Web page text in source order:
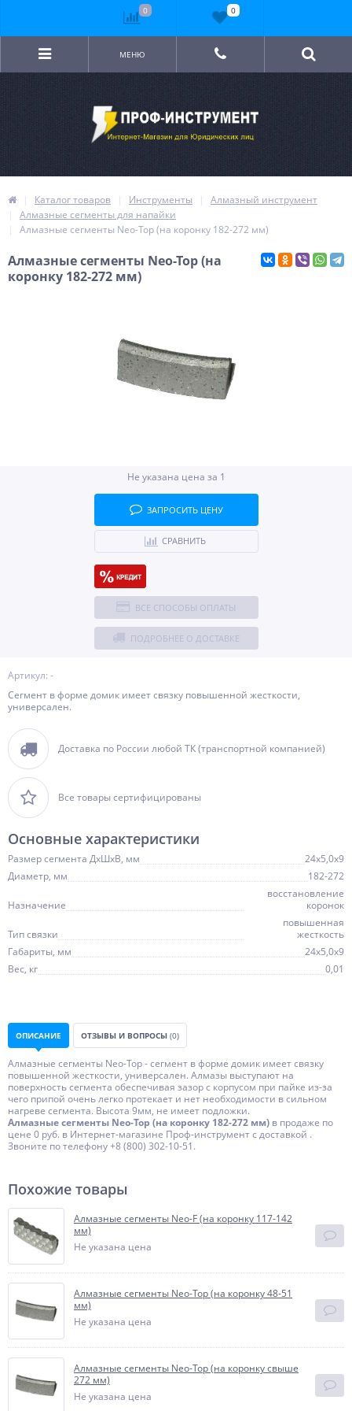
МЕНЮ
Каталог товаров Инструменты
Алмазный инструмент
Алмазные сегменты для напайки
Алмазные сегменты Neo-Top (на коронку 182-272 мм)
Алмазные сегменты Neo-Top (на
коронку 182-272 мм)
Артикул: -
Cегмент в форме домик имеет связку повышенной жесткости,
универсален.
Доставка по России любой ТК (транспортной компанией)
Все товары сертифицированы
Не указана цена за 1
ЗАПРОСИТЬ ЦЕНУ
СРАВНИТЬ
ВСЕ СПОСОБЫ ОПЛАТЫ
ПОДРОБНЕЕ О ДОСТАВКЕ
Основные характеристики
Размер сегмента ДхШхВ, мм
24х5,0х9
Диаметр, мм
182-272
Назначение
восстановление
коронок
Тип связки
повышенная
жесткость
Габариты, мм
24х5,0х9
Вес, кг
0,01
ОПИСАНИЕ ОТЗЫВЫ И ВОПРОСЫ (0)
Алмазные сегменты Neo-Top - сегмент в форме домик имеет связку
повышенной жесткости, универсален. Алмазы выступают на
поверхность сегмента обеспечивая зазор с корпусом при пайке из-за
чего припой очень легко протекает и нет необходимости в сильном
нагреве сегмента. Высота 9мм, не имеет подложки.
Алмазные сегменты Neo-Top (на коронку 182-272 мм) в продаже по
цене 0 руб. в Интернет-магазине Проф-инструмент с доставкой .
Звоните по телефону +8 (800) 302-10-51.
Похожие товары
Алмазные сегменты Neo-F (на коронку 117-142
мм)
Не указана цена
Алмазные сегменты Neo-Top (на коронку 48-51
мм)
Не указана цена
Алмазные сегменты Neo-Top (на коронку свыше
272 мм)
Не указана цена
0 0